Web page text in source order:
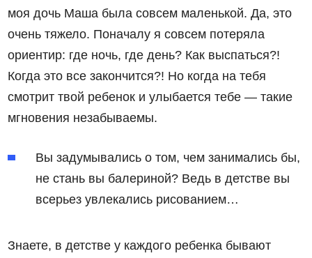
моя дочь Маша была совсем маленькой. Да, это
очень тяжело. Поначалу я совсем потеряла
ориентир: где ночь, где день? Как выспаться?!
Когда это все закончится?! Но когда на тебя
смотрит твой ребенок и улыбается тебе — такие
мгновения незабываемы.
Вы задумывались о том, чем занимались бы,
не стань вы балериной? Ведь в детстве вы
всерьез увлекались рисованием…
Знаете, в детстве у каждого ребенка бывают